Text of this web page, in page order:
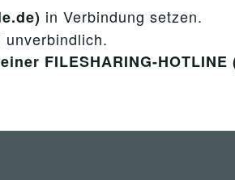
in Verbindung setzen.
FILESHARING-HOTLINE